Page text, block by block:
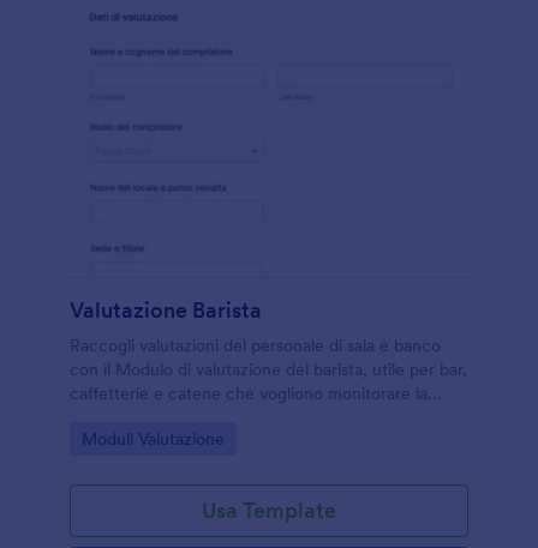
Valutazione Barista
Raccogli valutazioni del personale di sala e banco
con il Modulo di valutazione del barista, utile per bar,
caffetterie e catene che vogliono monitorare la
Go to Category:
Moduli Valutazione
Usa Template